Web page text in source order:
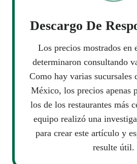
Descargo De
Los precios mostrados en
determinaron consultando
Como hay varias sucursales
México, los precios apenas
los de los restaurantes más
equipo realizó una
para crear este artículo y
resulte útil.